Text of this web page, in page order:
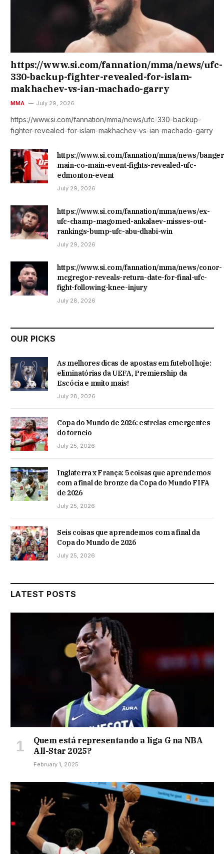
https://www.si.com/fannation/mma/news/ufc-
330-backup-fighter-revealed-for-islam-
makhachev-vs-ian-machado-garry
MMA July 29, 2026
https://www.si.com/fannation/mma/news/ufc-330-backup-
fighter-revealed-for-islam-makhachev-vs-ian-machado-garry
https://www.si.com/fannation/mma/news/
main-co-main-event-fights-revealed-ufc-
edmonton-event
July 29, 2026
https://www.si.com/fannation/mma/news/ex-
ufc-champ-magomed-ankalaev-misses-out-
rankings-bump-ufc-abu-dhabi-win
July 29, 2026
https://www.si.com/fannation/mma/news/conor-
mcgregor-reveals-return-date-for-final-ufc-
fight-following-knee-injury
July 28, 2026
OUR PICKS
As melhores dicas de apostas em futebol hoje:
eliminatórias da UEFA, Premiership da
Escócia e muito mais!
July 28, 2026
Copa do Mundo de 2026: estrelas emergentes
do torneio
July 25, 2026
Inglaterra x França: 5 coisas que aprendemos
com a final de bronze da Copa do Mundo FIFA
de 2026
July 25, 2026
Seis coisas que aprendemos com a final da
Copa do Mundo de 2026
July 25, 2026
LATEST POSTS
Quem está representando a liga G na NBA
All-Star 2025?
February 1, 2025